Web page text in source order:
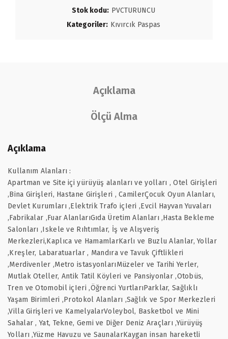
Stok kodu: PVCTURUNCU
Kategoriler: Kıvırcık Paspas
Açıklama
Ölçü Alma
Açıklama
Kullanım Alanları :
Apartman ve Site içi yürüyüş alanları ve yolları , Otel Girişleri
,Bina Girişleri, Hastane Girişleri , CamilerÇocuk Oyun Alanları,
Devlet Kurumları ,Elektrik Trafo içIeri ,Evcil Hayvan Yuvaları
,Fabrikalar ,Fuar AlanlarıGıda Üretim Alanları ,Hasta Bekleme
Salonları ,Iskele ve Rıhtımlar, İş ve Alışveriş
Merkezleri,Kaplıca ve HamamlarKarlı ve Buzlu Alanlar, Yollar
,Kreşler, Labaratuarlar , Mandıra ve Tavuk Çiftlikleri
,Merdivenler ,Metro istasyonlarıMüzeler ve Tarihi Yerler,
Mutlak Oteller, Antik Tatil Köyleri ve Pansiyonlar ,Otobüs,
Tren ve Otomobil içIeri ,Öğrenci YurtlarıParklar, Sağlıklı
Yaşam Birimleri ,Protokol Alanları ,Sağlık ve Spor Merkezleri
,Villa Girişleri ve KamelyalarVoleybol, Basketbol ve Mini
Sahalar , Yat, Tekne, Gemi ve Diğer Deniz Araçları ,Yürüyüş
Yolları ,Yüzme Havuzu ve SaunalarKaygan insan hareketli